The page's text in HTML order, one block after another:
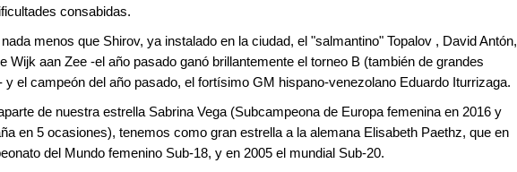
consabidas.
menos que Shirov, ya instalado en la ciudad, el "salmantino" Topalov , David Antón,
Wijk aan Zee -el año pasado ganó brillantemente el torneo B (también de grandes
y el campeón del año pasado, el fortísimo GM hispano-venezolano Eduardo Iturrizaga.
de nuestra estrella Sabrina Vega (Subcampeona de Europa femenina en 2016 y
en 5 ocasiones), tenemos como gran estrella a la alemana Elisabeth Paethz, que en
del Mundo femenino Sub-18, y en 2005 el mundial Sub-20.